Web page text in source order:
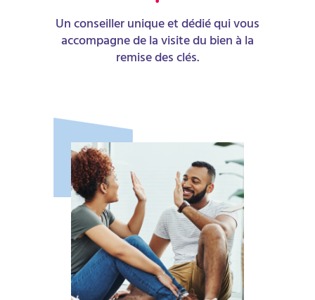
Un conseiller unique et dédié qui vous
accompagne de la visite du bien à la
remise des clés.